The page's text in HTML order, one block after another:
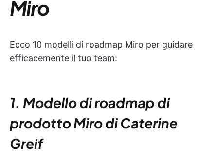
Miro
Ecco 10 modelli di roadmap Miro per guidare
efficacemente il tuo team:
1. Modello di roadmap di
prodotto Miro di Caterine
Greif